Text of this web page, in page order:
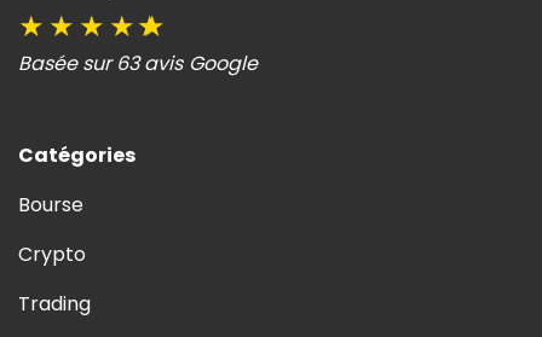
★ ★ ★ ★★
Basée sur 63 avis Google
Catégories
Bourse
Crypto
Trading